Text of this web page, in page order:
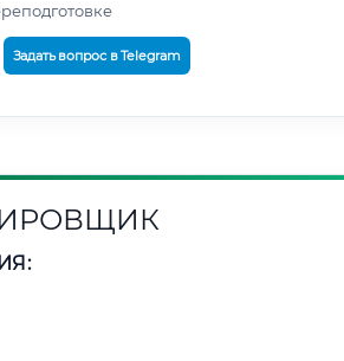
Задать вопрос в Telegram